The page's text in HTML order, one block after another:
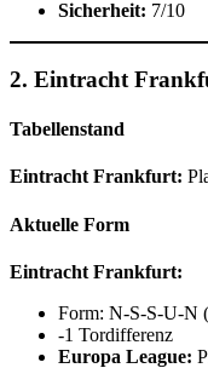
Sicherheit: 7/10
2. Eintracht
Tabellenstand
Eintracht Frankfurt:
Aktuelle Form
Eintracht Frankfurt:
Form: N-S-S-U-N
-1 Tordifferenz
Europa League: